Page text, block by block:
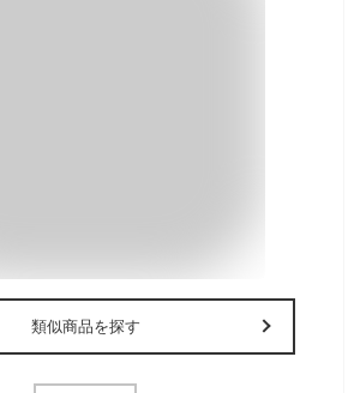
類似商品を探す